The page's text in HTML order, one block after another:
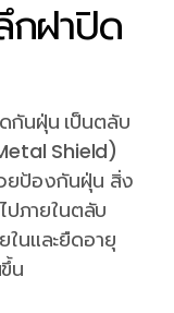
กฝาปิด
กันฝุ่น เป็นตลับ
Shield)
ยป้องกันฝุ่น สิ่ง
ปภายในตลับ
นและยืดอายุ
น